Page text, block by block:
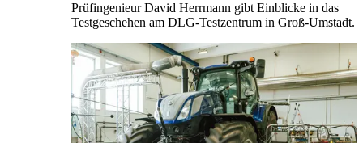
Prüfingenieur David Herrmann gibt Einblicke in das
Testgeschehen am DLG-Testzentrum in Groß-Umstadt.